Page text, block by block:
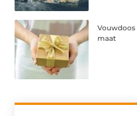
Vouwdoos
maat